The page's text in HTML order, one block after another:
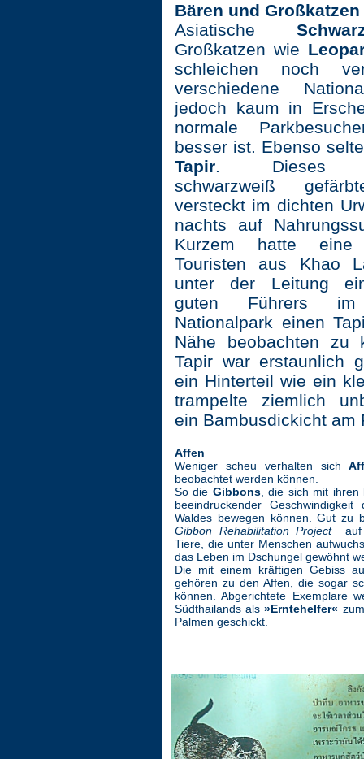
Bären und Großkatzen
Asiatische
Großkatzen wie
schleichen noch
verschiedene
jedoch kaum in
normale
besser ist. Ebenso
Tapir. Dieses
schwarzweiß
versteckt im dichten
nachts auf
Kurzem hatte
Touristen aus Khao
unter der Leitung
guten Führers
Nationalpark einen
Nähe beobachten zu
Tapir war erstaunlich
ein Hinterteil wie ein
trampelte ziemlich
ein Bambusdickicht am
Affen
Weniger scheu verhalten sich
beobachtet werden können.
So die Gibbons, die sich mit ihren
beeindruckender
Waldes bewegen können. Gut zu
Gibbon Rehabilitation Projectauf
Tiere, die unter Menschen
das Leben im Dschungel gewöhnt
Die mit einem kräftigen Gebiss
gehören zu den Affen, die sogar
können. Abgerichtete Exemplare
Südthailands als»Erntehelfer«
Palmen geschickt.